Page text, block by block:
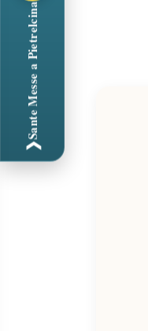
Sante Messe a Pietrelcina
❯